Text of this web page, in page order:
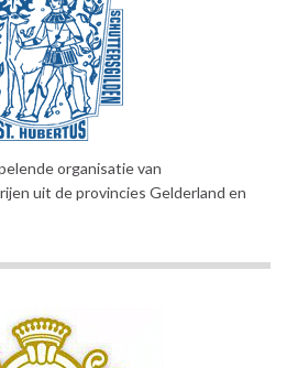
organisatie van
uit de provincies Gelderland en